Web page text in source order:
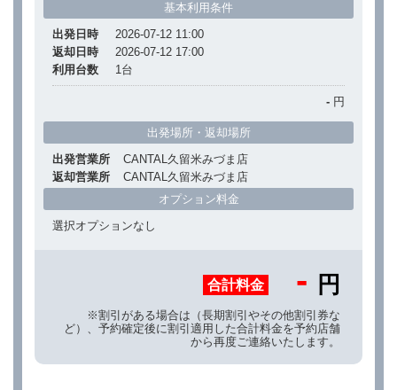
基本利用条件
出発日時
2026-07-12 11:00
返却日時
2026-07-12 17:00
利用台数
1台
- 円
出発場所・返却場所
出発営業所
CANTAL久留米みづま店
返却営業所
CANTAL久留米みづま店
オプション料金
選択オプションなし
合計料金 - 円
※割引がある場合は（長期割引やその他割引券な
ど）、予約確定後に割引適用した合計料金を予約店舗
から再度ご連絡いたします。